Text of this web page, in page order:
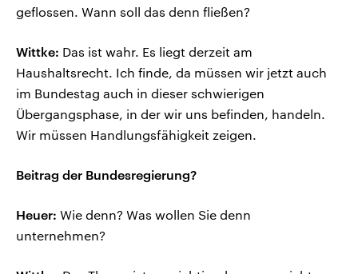
geflossen. Wann soll das denn fließen?
Wittke: Das ist wahr. Es liegt derzeit am
Haushaltsrecht. Ich finde, da müssen wir jetzt auch
im Bundestag auch in dieser schwierigen
Übergangsphase, in der wir uns befinden, handeln.
Wir müssen Handlungsfähigkeit zeigen.
Beitrag der Bundesregierung?
Heuer: Wie denn? Was wollen Sie denn
unternehmen?